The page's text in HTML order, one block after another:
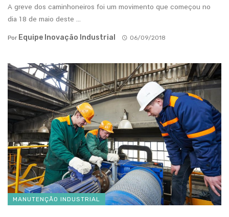
A greve dos caminhoneiros foi um movimento que começou no
dia 18 de maio deste ...
Por Equipe Inovação Industrial 06/09/2018
MANUTENÇÃO INDUSTRIAL